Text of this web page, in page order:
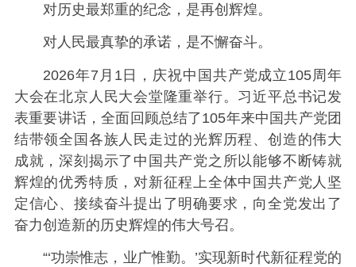
对历史最郑重的纪念，是再创辉煌。
对人民最真挚的承诺，是不懈奋斗。
2026年7月1日，庆祝中国共产党成立105周年
大会在北京人民大会堂隆重举行。习近平总书记发
表重要讲话，全面回顾总结了105年来中国共产党团
结带领全国各族人民走过的光辉历程、创造的伟大
成就，深刻揭示了中国共产党之所以能够不断铸就
辉煌的优秀特质，对新征程上全体中国共产党人坚
定信心、接续奋斗提出了明确要求，向全党发出了
奋力创造新的历史辉煌的伟大号召。
“‘功崇惟志，业广惟勤。’实现新时代新征程党的